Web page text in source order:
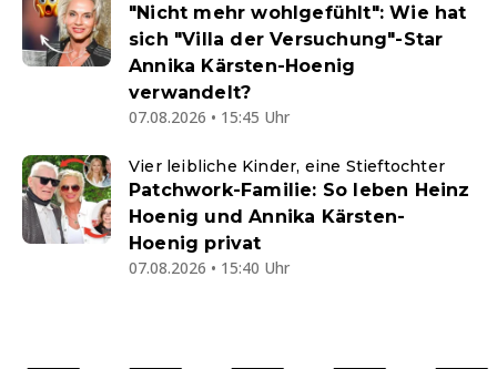
"Nicht mehr wohlgefühlt": Wie hat
sich "Villa der Versuchung"-Star
Annika Kärsten-Hoenig
verwandelt?
07.08.2026 • 15:45 Uhr
Vier leibliche Kinder, eine Stieftochter
Patchwork-Familie: So leben Heinz
Hoenig und Annika Kärsten-
Hoenig privat
07.08.2026 • 15:40 Uhr